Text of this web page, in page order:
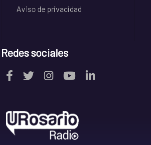
Aviso de privacidad
Redes sociales